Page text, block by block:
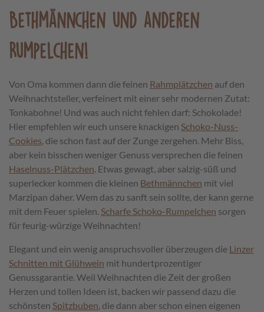
Bethmännchen und anderen
Rumpelchen!
Von Oma kommen dann die feinen Rahmplätzchen auf den
Weihnachtsteller, verfeinert mit einer sehr modernen Zutat:
Tonkabohne! Und was auch nicht fehlen darf: Schokolade!
Hier empfehlen wir euch unsere knackigen Schoko-Nuss-
Cookies , die schon fast auf der Zunge zergehen. Mehr Biss,
aber kein bisschen weniger Genuss versprechen die feinen
Haselnuss-Plätzchen . Etwas gewagt, aber salzig-süß und
superlecker kommen die kleinen Bethmännchen mit viel
Marzipan daher. Wem das zu sanft sein sollte, der kann gerne
mit dem Feuer spielen. Scharfe Schoko-Rumpelchen sorgen
für feurig-würzige Weihnachten!
Elegant und ein wenig anspruchsvoller überzeugen die Linzer
Schnitten mit Glühwein mit hundertprozentiger
Genussgarantie. Weil Weihnachten die Zeit der großen
Herzen und tollen Ideen ist, backen wir passend dazu die
schönsten Spitzbuben , die dann aber schon einen eigenen